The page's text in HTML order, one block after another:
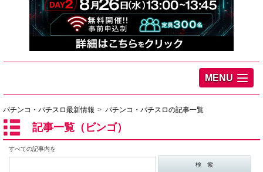
MENU
パチンコ・パチスロ最新情報 パチンコ・パチスロの記事一覧
記事一覧（ビンゴ）
すべての記事内を